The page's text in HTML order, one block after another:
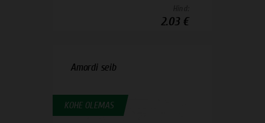
2.03 €
Amordi seib
KOHE OLEMAS